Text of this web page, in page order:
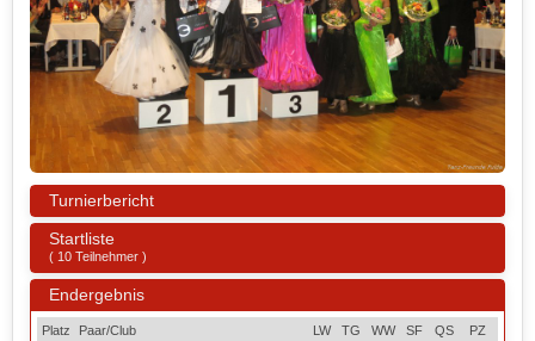
Turnierbericht
Startliste
( 10 Teilnehmer )
Endergebnis
Platz Paar/Club LW TG WW SF QS
PZ